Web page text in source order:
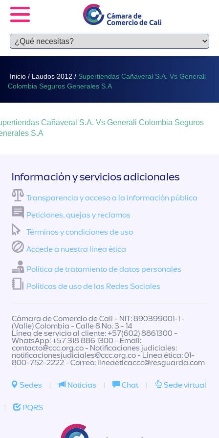
Inicio / Laudos 2012 / Supertiendas Cañaveral S.A. Vs Generali
Colombia Seguros Generales S.A
Cañaveral S.A. Vs Generali Colombia Seguros
S.A
Información y servicios adicionales
Transparencia y acceso a la información pública
Peticiones, quejas y reclamos
Términos y condiciones de uso
Accede a nuestra línea ética
Política de tratamiento de datos personales
Políticas de uso de las Redes Sociales
Cámara de Comercio de Cali - NIT: 890399001-1 -
(Valle) Colombia - Calle 8 No. 3 - 14
Línea de servicio al cliente: +57(602) 8861300 -
WhatsApp: +57 318 886 1300 - Email:
contacto@ccc.org.co- Notificaciones judiciales:
notificacionesjudiciales@ccc.org.co- Línea ética: 01-
800-752-2222 - Correo: lineaeticaccc@resguarda.com
Sedes | Noticias | Chat | Sede virtual
| PQRS